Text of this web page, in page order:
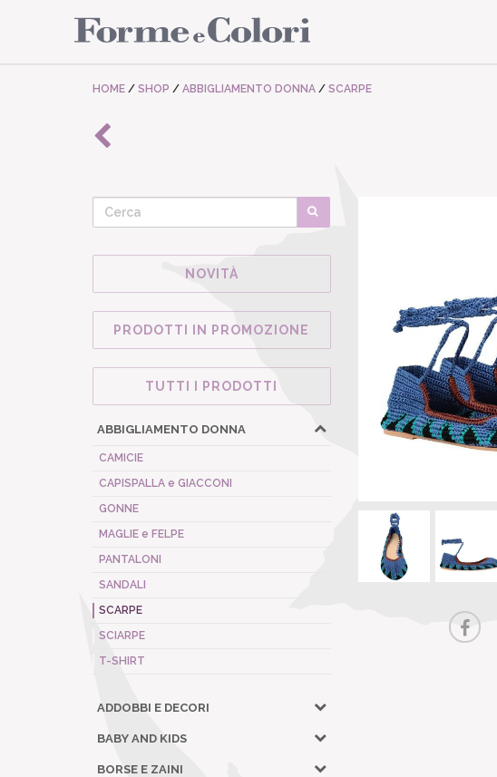
HOME / SHOP / ABBIGLIAMENTO DONNA / SCARPE
NOVITÀ
PRODOTTI IN PROMOZIONE
TUTTI I PRODOTTI
ABBIGLIAMENTO DONNA
CAMICIE
CAPISPALLA e GIACCONI
GONNE
MAGLIE e FELPE
PANTALONI
SANDALI
SCARPE
SCIARPE
T-SHIRT
ADDOBBI E DECORI
BABY AND KIDS
BORSE E ZAINI